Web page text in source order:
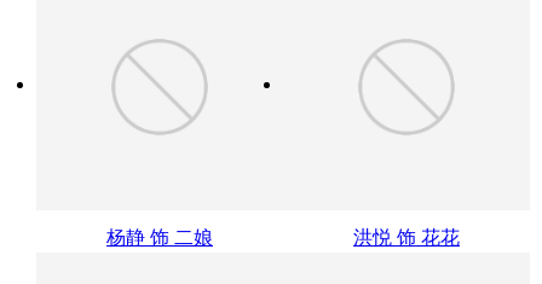
杨静 饰 二娘 洪悦 饰 花花